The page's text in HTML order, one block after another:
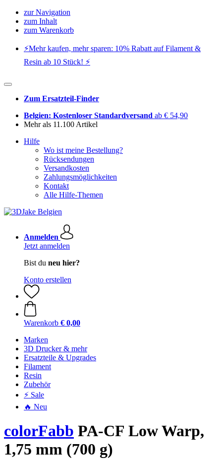
zur Navigation
zum Inhalt
zum Warenkorb
⚡️Mehr kaufen, mehr sparen: 10% Rabatt auf Filament &
Resin ab 10 Stück! ⚡️
Zum Ersatzteil-Finder
Belgien: Kostenloser Standardversand ab € 54,90
Mehr als 11.100 Artikel
Hilfe
Wo ist meine Bestellung?
Rücksendungen
Versandkosten
Zahlungsmöglichkeiten
Kontakt
Alle Hilfe-Themen
Anmelden
Jetzt anmelden
Bist du neu hier?
Konto erstellen
Warenkorb € 0,00
Marken
3D Drucker & mehr
Ersatzteile & Upgrades
Filament
Resin
Zubehör
⚡ Sale
🔥 Neu
colorFabb PA-CF Low Warp,
1,75 mm (700 g)